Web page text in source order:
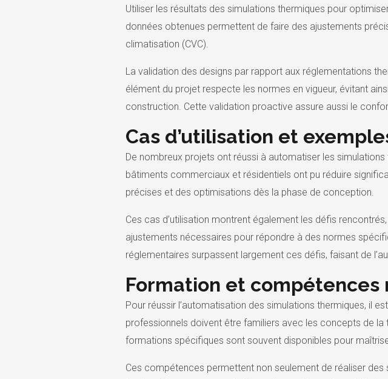
Utiliser les résultats des simulations thermiques pour
données obtenues permettent de faire des ajustements
climatisation (CVC).
La validation des designs par rapport aux réglementations
élément du projet respecte les normes en vigueur, évitant
construction. Cette validation proactive assure aussi le
Cas d’utilisation et
De nombreux projets ont réussi à automatiser les
bâtiments commerciaux et résidentiels ont pu réduire
précises et des optimisations dès la phase de conception.
Ces cas d’utilisation montrent également les défis
ajustements nécessaires pour répondre à des normes
réglementaires surpassent largement ces défis, faisant de
Formation et compétences
Pour réussir l’automatisation des simulations thermiques, il
professionnels doivent être familiers avec les concepts de
formations spécifiques sont souvent disponibles pour
Ces compétences permettent non seulement de réaliser